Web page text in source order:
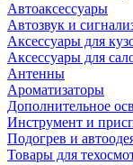
Автоаксессуары
Автозвук и
Аксессуары для
Аксессуары для
Антенны
Ароматизаторы
Дополнительное
Инструмент и
Подогрев и
Товары для